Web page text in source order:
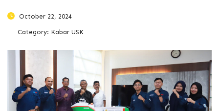
October 22, 2024
Category: Kabar USK